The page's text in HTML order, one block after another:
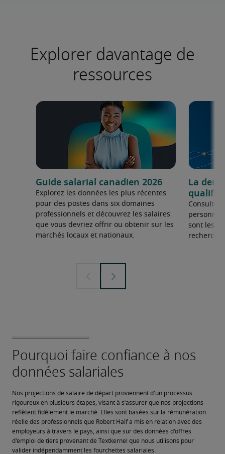
Explorer davantage de
ressources
Guide salarial canadien 2026
Explorez les données les plus récentes
pour des postes dans six domaines
professionnels et découvrez les salaires
que vous devriez offrir ou obtenir sur les
marchés locaux et nationaux.
La
qualifié
Consultez
personnel
sont les
Nos projections de salaire de départ proviennent d'un processus
rigoureux en plusieurs étapes, visant à s’assurer que nos projections
reflètent fidèlement le marché. Elles sont basées sur la rémunération
réelle des professionnels que Robert Half a mis en relation avec des
employeurs à travers le pays, ainsi que sur des données d'offres
d'emploi de tiers provenant de Textkernel que nous utilisons pour
valider indépendamment les fourchettes salariales.